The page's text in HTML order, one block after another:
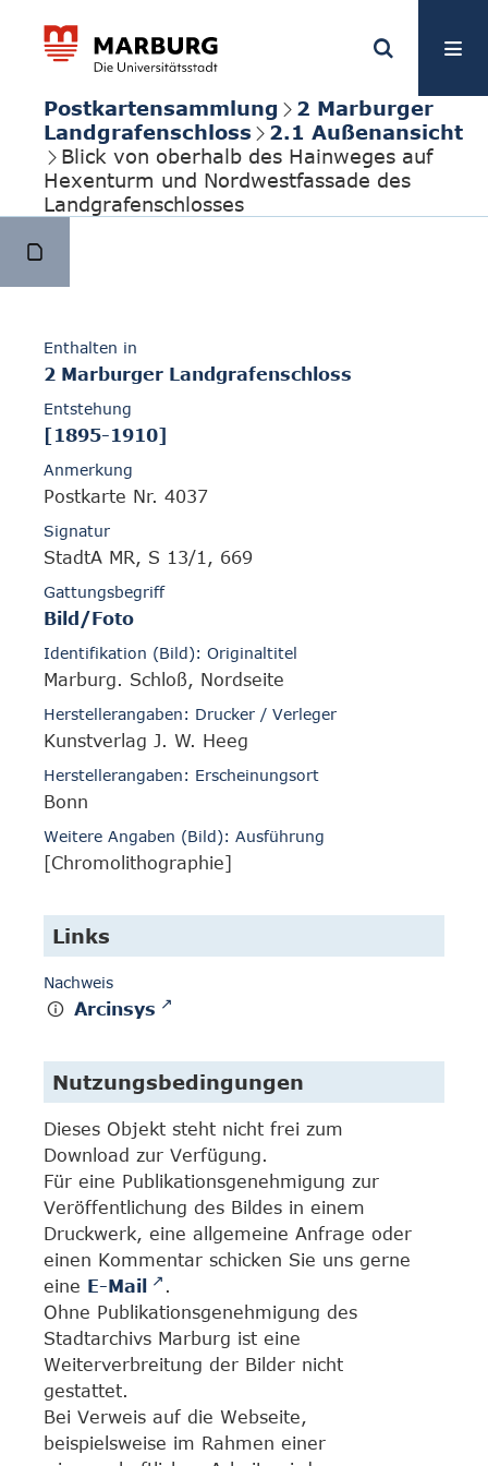
Postkartensammlung
2 Marburger
Landgrafenschloss
2.1 Außenansicht
Blick von oberhalb des Hainweges auf
Hexenturm und Nordwestfassade des
Landgrafenschlosses
Enthalten in
2 Marburger Landgrafenschloss
Entstehung
[1895-1910]
Anmerkung
Postkarte Nr. 4037
Signatur
StadtA MR, S 13/1, 669
Gattungsbegriff
Bild/Foto
Identifikation (Bild): Originaltitel
Marburg. Schloß, Nordseite
Herstellerangaben: Drucker / Verleger
Kunstverlag J. W. Heeg
Herstellerangaben: Erscheinungsort
Bonn
Weitere Angaben (Bild): Ausführung
[Chromolithographie]
Links
Nachweis
Arcinsys
Nutzungsbedingungen
Dieses Objekt steht nicht frei zum
Download zur Verfügung.
Für eine Publikationsgenehmigung zur
Veröffentlichung des Bildes in einem
Druckwerk, eine allgemeine Anfrage oder
einen Kommentar schicken Sie uns gerne
eine E-Mail
.
Ohne Publikationsgenehmigung des
Stadtarchivs Marburg ist eine
Weiterverbreitung der Bilder nicht
gestattet.
Bei Verweis auf die Webseite,
beispielsweise im Rahmen einer